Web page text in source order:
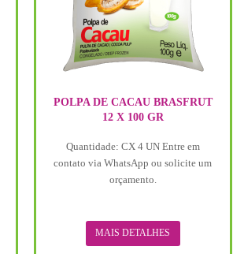
POLPA DE CACAU BRASFRUT
12 X 100 GR
Quantidade: CX 4 UN Entre em
contato via WhatsApp ou solicite um
orçamento.
MAIS DETALHES